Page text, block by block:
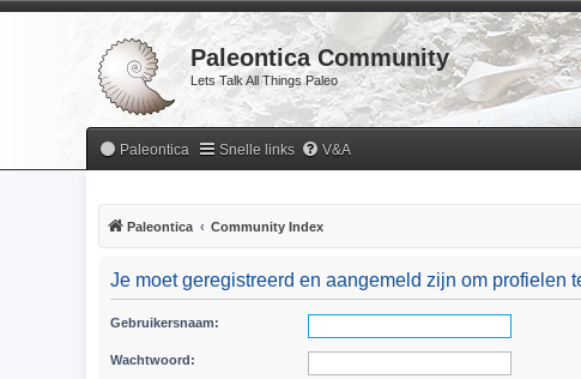
Paleontica Community
Lets Talk All Things Paleo
Paleontica Snelle links V&A
Paleontica Community Index
Je moet geregistreerd en aangemeld zijn om profielen
Gebruikersnaam:
Wachtwoord: